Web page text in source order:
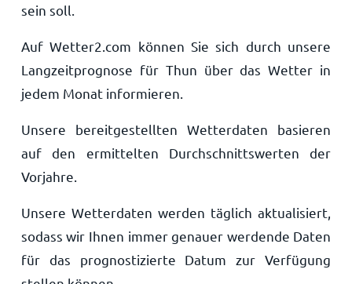
sein soll.
Auf Wetter2.com können Sie sich durch unsere
Langzeitprognose für Thun über das Wetter in
jedem Monat informieren.
Unsere bereitgestellten Wetterdaten basieren
auf den ermittelten Durchschnittswerten der
Vorjahre.
Unsere Wetterdaten werden täglich aktualisiert,
sodass wir Ihnen immer genauer werdende Daten
für das prognostizierte Datum zur Verfügung